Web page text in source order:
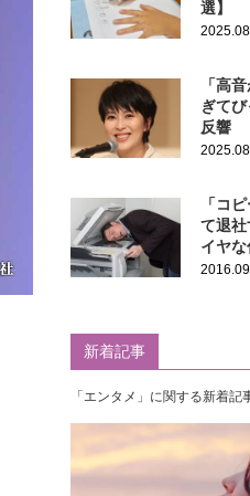
選】
「高
ぎて
反響
「コ
て退
イヤな
新着記事
「エンタメ」に関する新着記